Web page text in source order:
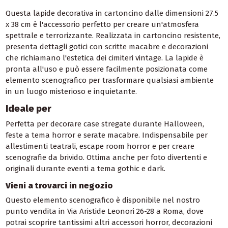
Questa lapide decorativa in cartoncino dalle dimensioni 27.5
x 38 cm è l'accessorio perfetto per creare un'atmosfera
spettrale e terrorizzante. Realizzata in cartoncino resistente,
presenta dettagli gotici con scritte macabre e decorazioni
che richiamano l'estetica dei cimiteri vintage. La lapide è
pronta all'uso e può essere facilmente posizionata come
elemento scenografico per trasformare qualsiasi ambiente
in un luogo misterioso e inquietante.
Ideale per
Perfetta per decorare case stregate durante Halloween,
feste a tema horror e serate macabre. Indispensabile per
allestimenti teatrali, escape room horror e per creare
scenografie da brivido. Ottima anche per foto divertenti e
originali durante eventi a tema gothic e dark.
Vieni a trovarci in negozio
Questo elemento scenografico è disponibile nel nostro
punto vendita in Via Aristide Leonori 26-28 a Roma, dove
potrai scoprire tantissimi altri accessori horror, decorazioni